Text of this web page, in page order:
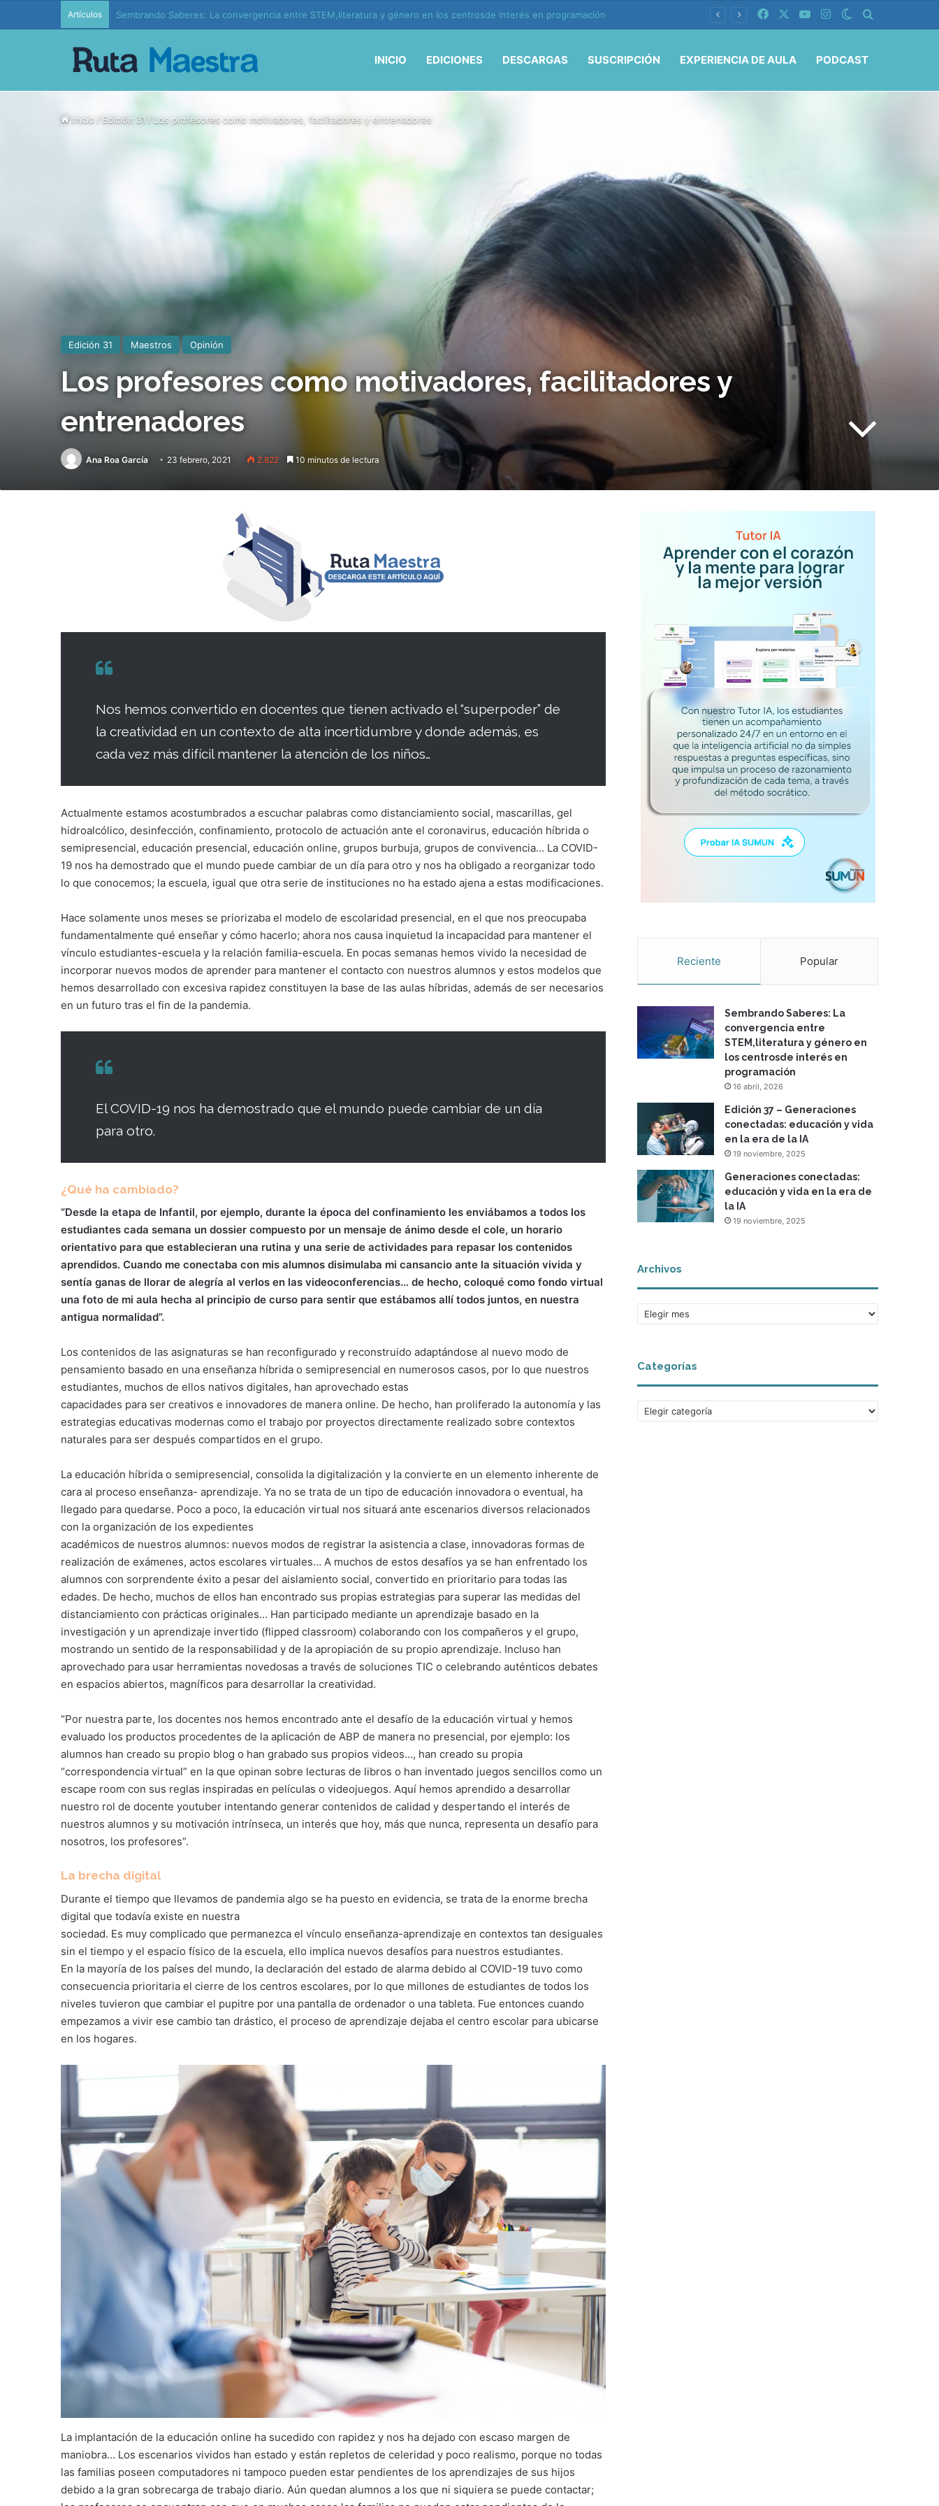
Artículos Edición 37 – Generaciones conectadas: educación y vida en la era de la IA FacebookYouTubeInstagramSwitch skin
INICIO EDICIONES DESCARGAS SUSCRIPCIÓN EXPERIENCIA DE AULA PODCAST
Inicio/Edición 31 /Los profesores como motivadores, facilitadores y entrenadores
Edición 31 Maestros Opinión
Los profesores como motivadores, facilitadores y
entrenadores
Ana Roa García 23 febrero, 2021 2.822 10 minutos de lectura
Nos hemos convertido en docentes que tienen activado el “superpoder” de
la creatividad en un contexto de alta incertidumbre y donde además, es
cada vez más difícil mantener la atención de los niños…
Actualmente estamos acostumbrados a escuchar palabras como distanciamiento social, mascarillas, gel
hidroalcólico, desinfección, confinamiento, protocolo de actuación ante el coronavirus, educación híbrida o
semipresencial, educación presencial, educación online, grupos burbuja, grupos de convivencia… La COVID-
19 nos ha demostrado que el mundo puede cambiar de un día para otro y nos ha obligado a reorganizar todo
lo que conocemos; la escuela, igual que otra serie de instituciones no ha estado ajena a estas modificaciones.
Hace solamente unos meses se priorizaba el modelo de escolaridad presencial, en el que nos preocupaba
fundamentalmente qué enseñar y cómo hacerlo; ahora nos causa inquietud la incapacidad para mantener el
vínculo estudiantes-escuela y la relación familia-escuela. En pocas semanas hemos vivido la necesidad de
incorporar nuevos modos de aprender para mantener el contacto con nuestros alumnos y estos modelos que
hemos desarrollado con excesiva rapidez constituyen la base de las aulas híbridas, además de ser necesarios
en un futuro tras el fin de la pandemia.
El COVID-19 nos ha demostrado que el mundo puede cambiar de un día
para otro.
¿Qué ha cambiado?
“Desde la etapa de Infantil, por ejemplo, durante la época del confinamiento les enviábamos a todos los
estudiantes cada semana un dossier compuesto por un mensaje de ánimo desde el cole, un horario
orientativo para que establecieran una rutina y una serie de actividades para repasar los contenidos
aprendidos. Cuando me conectaba con mis alumnos disimulaba mi cansancio ante la situación vivida y
sentía ganas de llorar de alegría al verlos en las videoconferencias… de hecho, coloqué como fondo virtual
una foto de mi aula hecha al principio de curso para sentir que estábamos allí todos juntos, en nuestra
antigua normalidad”.
Los contenidos de las asignaturas se han reconfigurado y reconstruido adaptándose al nuevo modo de
pensamiento basado en una enseñanza híbrida o semipresencial en numerosos casos, por lo que nuestros
estudiantes, muchos de ellos nativos digitales, han aprovechado estas
capacidades para ser creativos e innovadores de manera online. De hecho, han proliferado la autonomía y las
estrategias educativas modernas como el trabajo por proyectos directamente realizado sobre contextos
naturales para ser después compartidos en el grupo.
La educación híbrida o semipresencial, consolida la digitalización y la convierte en un elemento inherente de
cara al proceso enseñanza- aprendizaje. Ya no se trata de un tipo de educación innovadora o eventual, ha
llegado para quedarse. Poco a poco, la educación virtual nos situará ante escenarios diversos relacionados
con la organización de los expedientes
académicos de nuestros alumnos: nuevos modos de registrar la asistencia a clase, innovadoras formas de
realización de exámenes, actos escolares virtuales… A muchos de estos desafíos ya se han enfrentado los
alumnos con sorprendente éxito a pesar del aislamiento social, convertido en prioritario para todas las
edades. De hecho, muchos de ellos han encontrado sus propias estrategias para superar las medidas del
distanciamiento con prácticas originales… Han participado mediante un aprendizaje basado en la
investigación y un aprendizaje invertido (flipped classroom) colaborando con los compañeros y el grupo,
mostrando un sentido de la responsabilidad y de la apropiación de su propio aprendizaje. Incluso han
aprovechado para usar herramientas novedosas a través de soluciones TIC o celebrando auténticos debates
en espacios abiertos, magníficos para desarrollar la creatividad.
“Por nuestra parte, los docentes nos hemos encontrado ante el desafío de la educación virtual y hemos
evaluado los productos procedentes de la aplicación de ABP de manera no presencial, por ejemplo: los
alumnos han creado su propio blog o han grabado sus propios videos…, han creado su propia
“correspondencia virtual” en la que opinan sobre lecturas de libros o han inventado juegos sencillos como un
escape room con sus reglas inspiradas en películas o videojuegos. Aquí hemos aprendido a desarrollar
nuestro rol de docente youtuber intentando generar contenidos de calidad y despertando el interés de
nuestros alumnos y su motivación intrínseca, un interés que hoy, más que nunca, representa un desafío para
nosotros, los profesores”.
La brecha digital
Durante el tiempo que llevamos de pandemia algo se ha puesto en evidencia, se trata de la enorme brecha
digital que todavía existe en nuestra
sociedad. Es muy complicado que permanezca el vínculo enseñanza-aprendizaje en contextos tan desiguales
sin el tiempo y el espacio físico de la escuela, ello implica nuevos desafíos para nuestros estudiantes.
En la mayoría de los países del mundo, la declaración del estado de alarma debido al COVID-19 tuvo como
consecuencia prioritaria el cierre de los centros escolares, por lo que millones de estudiantes de todos los
niveles tuvieron que cambiar el pupitre por una pantalla de ordenador o una tableta. Fue entonces cuando
empezamos a vivir ese cambio tan drástico, el proceso de aprendizaje dejaba el centro escolar para ubicarse
en los hogares.
La implantación de la educación online ha sucedido con rapidez y nos ha dejado con escaso margen de
maniobra… Los escenarios vividos han estado y están repletos de celeridad y poco realismo, porque no todas
las familias poseen computadores ni tampoco pueden estar pendientes de los aprendizajes de sus hijos
debido a la gran sobrecarga de trabajo diario. Aún quedan alumnos a los que ni siquiera se puede contactar;
Reciente Popular
Sembrando Saberes: La
convergencia entre
STEM,literatura y género en
los centrosde interés en
programación
16 abril, 2026
Edición 37 – Generaciones
conectadas: educación y vida
en la era de la IA
19 noviembre, 2025
Generaciones conectadas:
educación y vida en la era de
la IA
19 noviembre, 2025
Archivos
Archivos
Categorías
Categorías